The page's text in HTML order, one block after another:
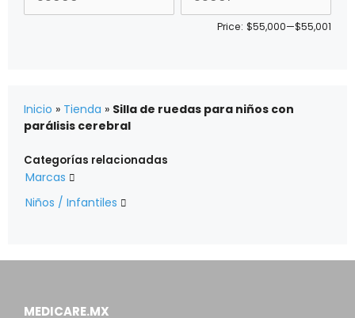
Price: $55,000—$55,001
Inicio » Tienda » Silla de ruedas para niños con
parálisis cerebral
Categorías relacionadas
Marcas 
Niños / Infantiles 
MEDICARE.MX